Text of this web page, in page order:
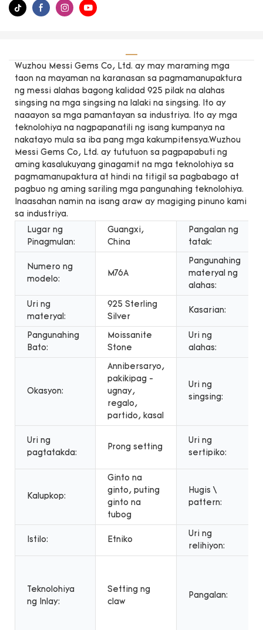
Wuzhou Messi Gems Co, Ltd. ay may maraming mga
taon na mayaman na karanasan sa pagmamanupaktura
ng messi alahas bagong kalidad 925 pilak na alahas
singsing na mga singsing na lalaki na singsing. Ito ay
naaayon sa mga pamantayan sa industriya. Ito ay mga
teknolohiya na nagpapanatili ng isang kumpanya na
nakatayo mula sa iba pang mga kakumpitensya.Wuzhou
Messi Gems Co, Ltd. ay tututuon sa pagpapabuti ng
aming kasalukuyang ginagamit na mga teknolohiya sa
pagmamanupaktura at hindi na titigil sa pagbabago at
pagbuo ng aming sariling mga pangunahing teknolohiya.
Inaasahan namin na isang araw ay magiging pinuno kami
sa industriya.
Lugar ng
Pinagmulan:
Guangxi,
China
Pangalan ng
tatak:
Numero ng
modelo:
M76A
Pangunahing
materyal ng
alahas:
Uri ng
materyal:
925 Sterling
Silver
Kasarian:
Pangunahing
Bato:
Moissanite
Stone
Uri ng
alahas:
Okasyon:
Annibersaryo,
pakikipag -
ugnay,
regalo,
partido, kasal
Uri ng
singsing:
Uri ng
pagtatakda:
Prong setting
Uri ng
sertipiko:
Kalupkop:
Ginto na
ginto, puting
ginto na
tubog
Hugis \
pattern:
Istilo: Etniko
Uri ng
relihiyon:
Teknolohiya
ng Inlay:
Setting ng
claw
Pangalan: